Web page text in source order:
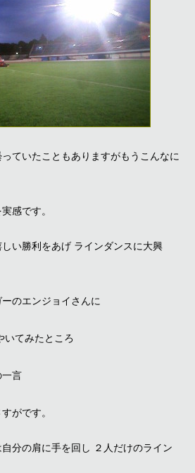
いたこともありますがもうこんなに
感です。
い勝利をあげ ラインダンスに大興
のエンジョイさんに
てみたところ
言
がです。
分の肩に手を回し ２人だけのライン